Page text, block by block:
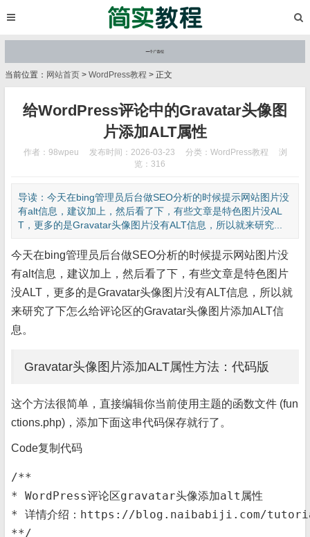
当前位置： 网站首页 > WordPress教程 > 正文
给WordPress评论中的Gravatar头像图
片添加ALT属性
作者：98wpeu 发布时间：2026-03-23 分类： WordPress教程
浏
览：316
导读：今天在bing管理员后台做SEO分析的时候提示网站图片没
有alt信息，建议加上，然后看了下，有些文章是特色图片没AL
T，更多的是Gravatar头像图片没有ALT信息，所以就来研究...
今天在bing管理员后台做SEO分析的时候提示网站图片没
有alt信息，建议加上，然后看了下，有些文章是特色图片
没ALT，更多的是Gravatar头像图片没有ALT信息，所以就
来研究了下怎么给评论区的Gravatar头像图片添加ALT信
息。
Gravatar头像图片添加ALT属性方法：代码版
这个方法很简单，直接编辑你当前使用主题的函数文件 (fun
ctions.php)，添加下面这串代码保存就行了。
Code复制代码
/**
* WordPress评论区gravatar头像添加alt属性
* 详情介绍：https://blog.naibabiji.com/
**/